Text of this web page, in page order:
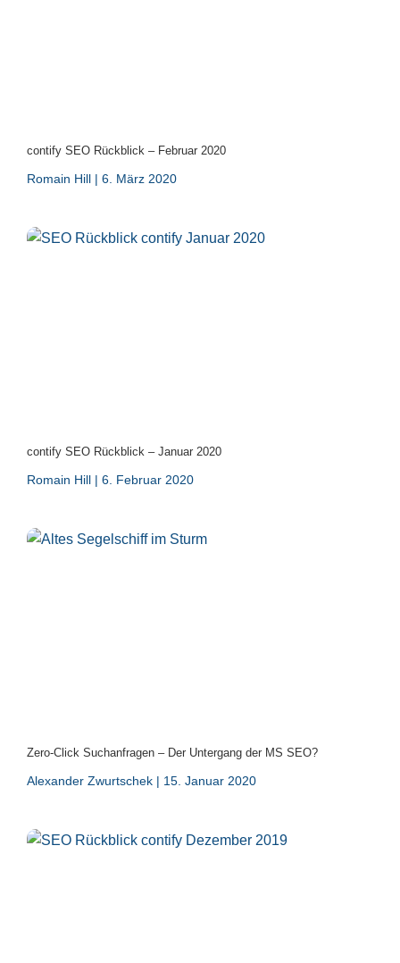
contify SEO Rückblick – Februar 2020
Romain Hill 6. März 2020
contify SEO Rückblick – Januar 2020
Romain Hill 6. Februar 2020
Zero-Click Suchanfragen – Der Untergang der MS SEO?
Alexander Zwurtschek 15. Januar 2020